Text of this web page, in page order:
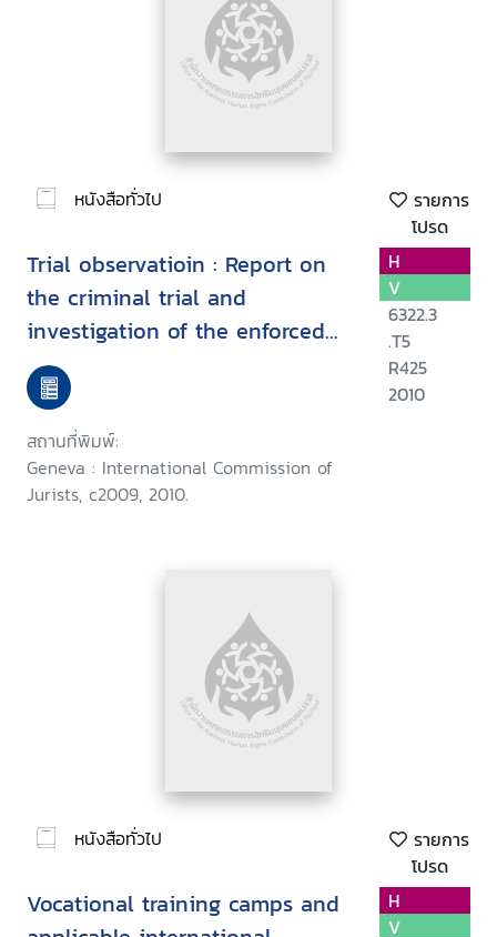
หนังสือทั่วไป
รายการ
โปรด
Trial observatioin : Report on
the criminal trial and
investigation of the enforced
disappearance of Somchai
Neelapaichit
สถานที่พิมพ์:
Geneva : International Commission of
Jurists, c2009, 2010.
H
V
6322.3
.T5
R425
2010
หนังสือทั่วไป
รายการ
โปรด
Vocational training camps and
H
V